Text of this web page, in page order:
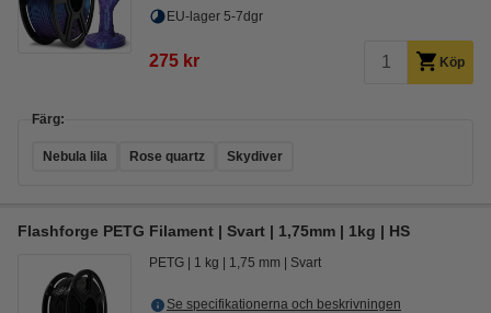
EU-lager 5-7dgr
275 kr Köp
Färg:
Nebula lila Rose quartz Skydiver
Flashforge PETG Filament | Svart | 1,75mm | 1kg | HS
PETG 1 kg 1,75 mm Svart
Se specifikationerna och beskrivningen